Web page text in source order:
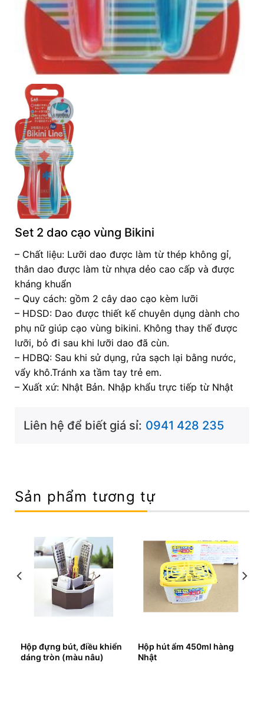
Set 2 dao cạo vùng Bikini
– Chất liệu: Lưỡi dao được làm từ thép không gỉ,
thân dao được làm từ nhựa dẻo cao cấp và được
kháng khuẩn
– Quy cách: gồm 2 cây dao cạo kèm lưỡi
– HDSD: Dao được thiết kế chuyên dụng dành cho
phụ nữ giúp cạo vùng bikini. Không thay thế được
lưỡi, bỏ đi sau khi lưỡi dao đã cùn.
– HDBQ: Sau khi sử dụng, rửa sạch lại bằng nước,
vẩy khô.Tránh xa tầm tay trẻ em.
– Xuất xứ: Nhật Bản. Nhập khẩu trực tiếp từ Nhật
Liên hệ để biết giá sỉ: 0941 428 235
Sản phẩm tương tự
Hộp đựng bút, điều khiển
dáng tròn (màu nâu)
Hộp hút ẩm 450ml hàng
Nhật